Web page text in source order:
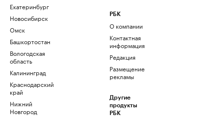
Екатеринбург
Новосибирск
Омск
Башкортостан
Вологодская
область
Калининград
Краснодарский
край
Нижний
Новгород
РБК
О компании
Контактная
информация
Редакция
Размещение
рекламы
Другие
продукты
РБК